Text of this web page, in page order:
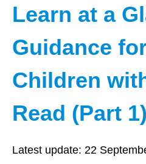
Learn at a
Guidance
Children
Read (Part 1)
Latest update: 22